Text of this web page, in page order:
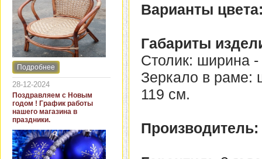
Интернет-магазин "Кровать
и диван" представляет
новинки стульев и кресел
для дачи. В ассортименте
представлены как
бюджетные модели из
пластика для дачи, так и
кресла для загородных
домов из натурального и
искусственного ротанга.
Подробнее
28-12-2024
Поздравляем с Новым
годом ! График работы
нашего магазина в
праздники.
Варианты
Габариты
Столик: ширина
Зеркало в раме:
119 см.
Производитель: